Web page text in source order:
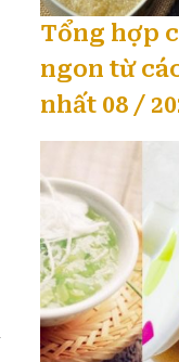
Tổng hợp
ngon từ
nhất 08 /